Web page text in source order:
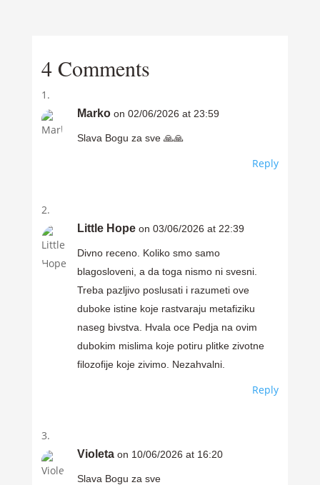
4 Comments
Marko on 02/06/2026 at 23:59
Slava Bogu za sve 🙏🙏
Reply
Little Hope on 03/06/2026 at 22:39
Divno receno. Koliko smo samo
blagosloveni, a da toga nismo ni svesni.
Treba pazljivo poslusati i razumeti ove
duboke istine koje rastvaraju metafiziku
naseg bivstva. Hvala oce Pedja na ovim
dubokim mislima koje potiru plitke zivotne
filozofije koje zivimo. Nezahvalni.
Reply
Violeta on 10/06/2026 at 16:20
Slava Bogu za sve